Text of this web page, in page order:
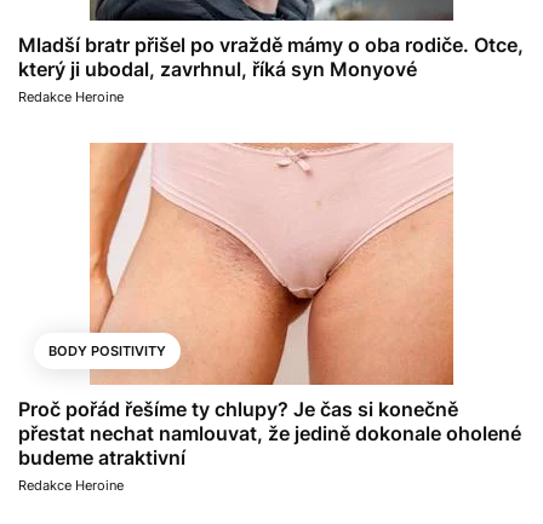
Mladší bratr přišel po vraždě mámy o oba rodiče. Otce,
který ji ubodal, zavrhnul, říká syn Monyové
Redakce Heroine
BODY POSITIVITY
Proč pořád řešíme ty chlupy? Je čas si konečně
přestat nechat namlouvat, že jedině dokonale oholené
budeme atraktivní
Redakce Heroine